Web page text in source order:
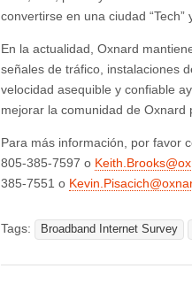
convertirse en una ciudad “Tech”
En la actualidad, Oxnard
señales de tráfico, instalaciones
velocidad asequible y confiable
mejorar la comunidad de Oxnard
Para más información, por favor
805-385-7597 o
385-7551 o
Tags: Broadband Internet Survey